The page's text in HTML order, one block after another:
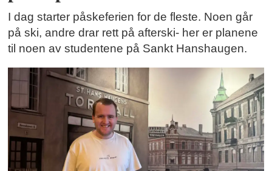
I dag starter påskeferien for de fleste. Noen går
på ski, andre drar rett på afterski- her er planene
til noen av studentene på Sankt Hanshaugen.